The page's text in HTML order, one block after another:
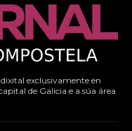
exclusivamente en
de Galicia e a súa área